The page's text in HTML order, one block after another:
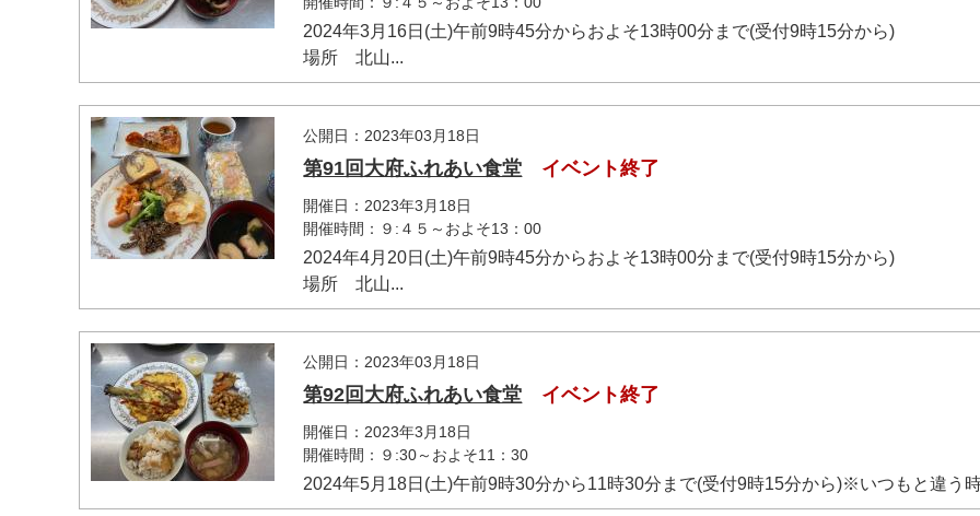
2024年3月16日(土)午前9時45分からおよそ13時00分まで(受付9時15分から)
場所 北山...
公開日：2023年03月18日
第91回大府ふれあい食堂 イベント終了
開催日：2023年3月18日
開催時間：９:４５～およそ13：00
2024年4月20日(土)午前9時45分からおよそ13時00分まで(受付9時15分から)
場所 北山...
公開日：2023年03月18日
第92回大府ふれあい食堂 イベント終了
開催日：2023年3月18日
開催時間：９:30～およそ11：30
2024年5月18日(土)午前9時30分から11時30分まで(受付9時15分から)※いつもと違う